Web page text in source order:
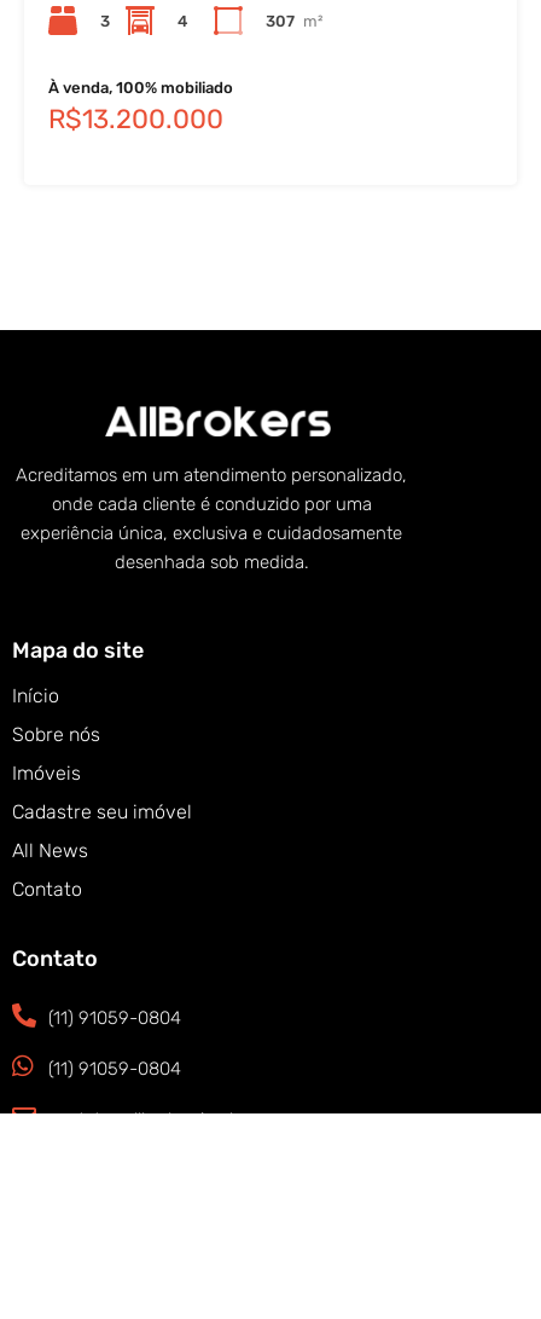
3 4 307 m²
À venda, 100% mobiliado
R$13.200.000
Acreditamos em um atendimento personalizado,
onde cada cliente é conduzido por uma
experiência única, exclusiva e cuidadosamente
desenhada sob medida.
Mapa do site
Início
Sobre nós
Imóveis
Cadastre seu imóvel
All News
Contato
Contato
(11) 91059-0804
(11) 91059-0804
contato@allbrokersimob.com